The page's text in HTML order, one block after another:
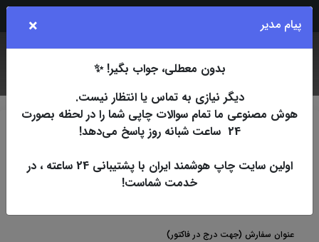
جستجو
افست پشت طوسی 230 گرم پوشه پشت
طوسی 230 گرم ( تک رنگ )
پوشه پشت طوسی 230 گرم ( تک رنگ )
عنوان سفارش (جهت درج در فاکتور)
پیام مدیر ×
بدون معطلی، جواب بگیر! ✨
دیگر نیازی به تماس یا انتظار نیست.
هوش مصنوعی ما تمام سوالات چاپی شما را در لحظه بصورت
24 ساعت شبانه روز پاسخ می‌دهد!
اولین سایت چاپ هوشمند ایران با پشتیبانی 24 ساعته ، در
خدمت شماست!